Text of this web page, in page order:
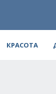
КРАСОТА